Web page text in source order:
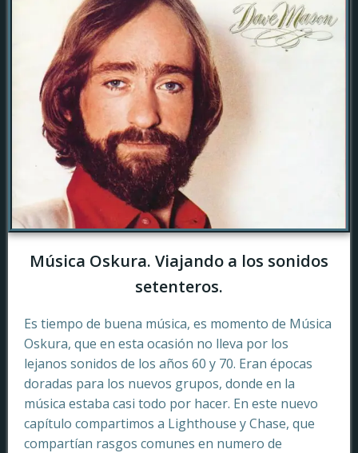
Música Oskura. Viajando a los sonidos
setenteros.
Es tiempo de buena música, es momento de Música
Oskura, que en esta ocasión no lleva por los
lejanos sonidos de los años 60 y 70. Eran épocas
doradas para los nuevos grupos, donde en la
música estaba casi todo por hacer. En este nuevo
capítulo compartimos a Lighthouse y Chase, que
compartían rasgos comunes en numero de